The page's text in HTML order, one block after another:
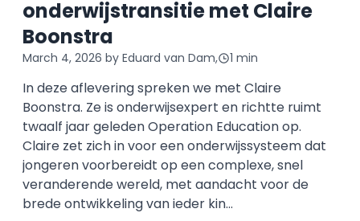
onderwijstransitie met Claire
Boonstra
March 4, 2026 by Eduard van Dam, 1 min
In deze aflevering spreken we met Claire
Boonstra. Ze is onderwijsexpert en richtte ruimt
twaalf jaar geleden Operation Education op.
Claire zet zich in voor een onderwijssysteem dat
jongeren voorbereidt op een complexe, snel
veranderende wereld, met aandacht voor de
brede ontwikkeling van ieder kin...